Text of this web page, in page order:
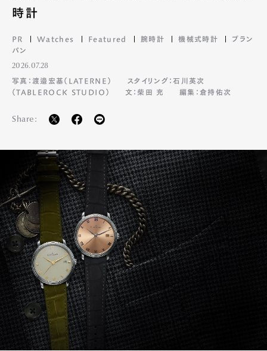
時計
PR Watches Featured 腕時計 機械式時計
ブラン
パン
2026.07.28
写真：渡邉宏基（LATERNE）
スタイリング：石川英次
（TABLEROCK STUDIO）
文：柴田 充 編集：倉持佑次
Share: